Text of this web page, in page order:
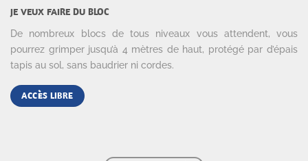
JE VEUX FAIRE DU BLOC
De nombreux blocs de tous niveaux vous attendent, vous
pourrez grimper jusqu’à 4 mètres de haut, protégé par d’épais
tapis au sol, sans baudrier ni cordes.
ACCÈS LIBRE